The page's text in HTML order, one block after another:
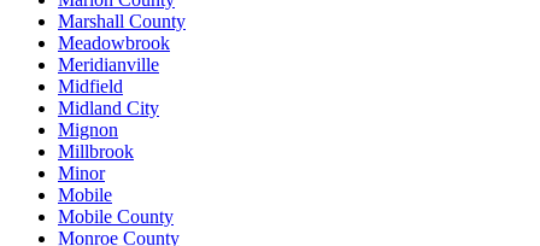
Marshall County
Meadowbrook
Meridianville
Midfield
Midland City
Mignon
Millbrook
Minor
Mobile
Mobile County
Monroe County